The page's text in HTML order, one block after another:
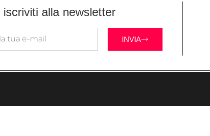
iscriviti alla newsletter
INVIA